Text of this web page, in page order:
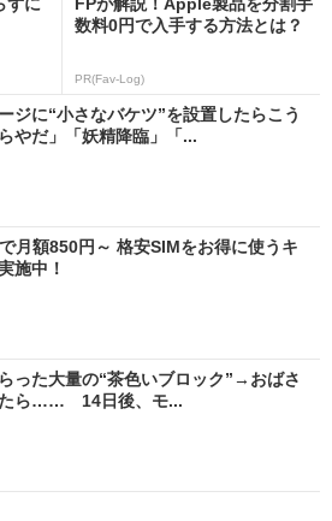
数料0円で入手する方法とは？
PR(Fav-Log)
ジに“小さなバケツ”を設置したらこう
やだ」「妖精降臨」「...
月額850円～ 格安SIMをお得に使うキ
施中！
った大量の“茶色いブロック”→おばさ
たら…… 14日後、モ...